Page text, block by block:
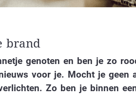
brand
genoten en ben je zo
voor je. Mocht je geen
Zo ben je binnen